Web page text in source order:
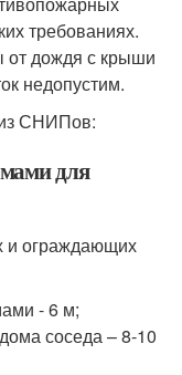
требованиях.
от дождя с крыши
недопустим.
СНИПов:
для
и ограждающих
- 6 м;
соседа – 8-10